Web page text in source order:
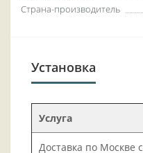
Страна-производитель
Установка
Услуга
Доставка по Москве с